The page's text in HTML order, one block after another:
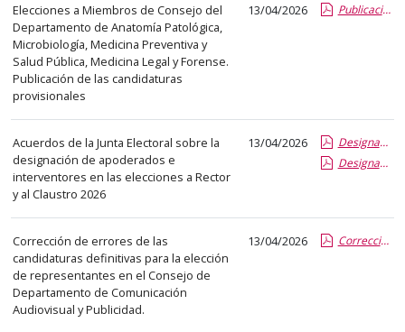
En
la
primera
columna
el
título
del
anuncio,
en
la
segunda
columna
la
fecha
de
Elecciones a Miembros de Consejo del
Departamento de Anatomía Patológica,
Microbiología, Medicina Preventiva y
Salud Pública, Medicina Legal y Forense.
Publicación de las candidaturas
provisionales
13/04/2026 Publicacion de candidaturas provisionales para las elecciones a miembros del Consejo.report.pdf.report.pdf.pdf
Acuerdos de la Junta Electoral sobre la
designación de apoderados e
interventores en las elecciones a Rector
y al Claustro 2026
13/04/2026
Designacion apoderados.pdf.pdf
Designacion Interventores Mesas.pdf.pdf
Corrección de errores de las
candidaturas definitivas para la elección
de representantes en el Consejo de
Departamento de Comunicación
Audiovisual y Publicidad.
13/04/2026 Corrección de errores.pdf.pdf